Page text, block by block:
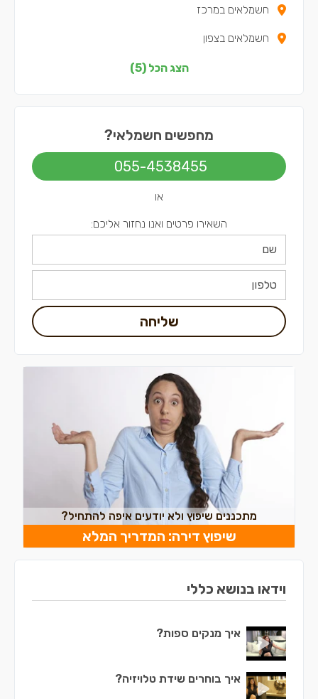
חשמלאים במרכז
חשמלאים בצפון
חשמלאים בתל אביב
הצג הכל (5)
מחפשים חשמלאי?
055-4538455
או
השאירו פרטים ואנו נחזור אליכם:
שליחה
מתכננים שיפוץ ולא יודעים איפה להתחיל?
שיפוץ דירה: המדריך המלא
וידאו בנושא כללי
איך מנקים ספות?
איך בוחרים שידת טלויזיה?